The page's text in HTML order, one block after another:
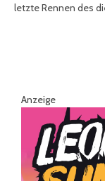
letzte Rennen des
Anzeige